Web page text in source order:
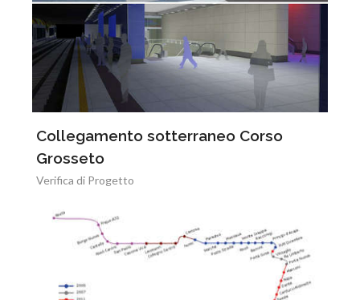
Collegamento sotterraneo Corso
Grosseto
Verifica di Progetto